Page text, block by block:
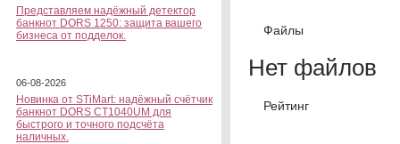
Представляем надёжный детектор
банкнот DORS 1250: защита вашего
бизнеса от подделок.
06-08-2026
Новинка от STiMart: надёжный счётчик
банкнот DORS CT1040UM для
быстрого и точного подсчёта
наличных.
Файлы
Нет файлов
Рейтинг